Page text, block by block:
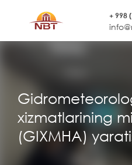
+ 998
xizmatlarining
(GIXMHA)